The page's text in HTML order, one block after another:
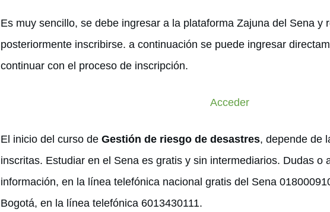
Es muy sencillo, se debe ingresar a la plataforma Zajuna del Sena y
posteriormente inscribirse. a continuación se puede ingresar
continuar con el proceso de inscripción.
Acceder
El inicio del curso deGestión de riesgo de desastres, depende de
inscritas. Estudiar en el Sena es gratis y sin intermediarios. Dudas o
información, en la línea telefónica nacional gratis del Sena
Bogotá, en la línea telefónica 6013430111.